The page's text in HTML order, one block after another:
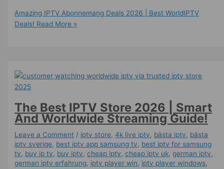
Amazing IPTV Abonnemang Deals 2026 | Best WorldIPTV
Deals! Read More »
The Best IPTV Store 2026 | Smart
And Worldwide Streaming Guide!
Leave a Comment / iptv store,4k live iptv​, bästa iptv, bästa
iptv sverige, best iptv app samsung tv, best iptv for samsung
tv, buy ip tv, buy iptv,cheap iptv,cheap iptv uk,german iptv,
german iptv erfahrung​, iptv player win, iptv player windows,